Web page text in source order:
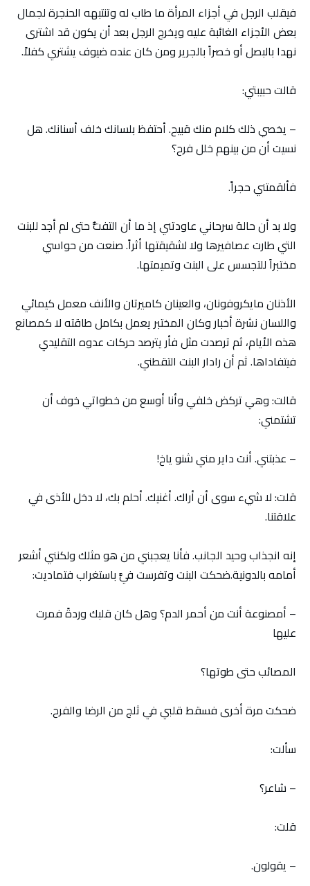
فيقلب الرجل في أجزاء المرأة ما طاب له وتنتبهه الحنجرة لجمال
بعض الأجزاء الغائبة عليه ويخرج الرجل بعد أن يكون قد اشترى
نهدا بالبصل أو خصراً بالجرير ومن كان عنده ضيوف يشتري كفلاً.
قالت حبيبتي:
– يخصي ذلك كلام منك قبيح. أحتفظ بلسانك خلف أسنانك. هل
نسيت أن من بينهم خلل فرح؟
فألقمتني حجراً.
ولا بد أن حالة سرحاني عاودتني إذ ما أن التفتُّ حتى لم أجد للبنت
التي طارت عصافيرها ولا لشقيقتها أثراً. صنعت من حواسي
مختبراً للتجسس على البنت وتميمتها.
الأذنان مايكروفونان، والعينان كاميرتان والأنف معمل كيمائي
واللسان نشرة أخبار وكان المختبر يعمل بكامل طاقته لا كمصانع
هذه الأيام، ثم ترصدت مثل فأر يترصد حركات عدوه التقليدي
فيتفاداها. ثم أن رادار البنت التقطني.
قالت: وهي تركض خلفي وأنا أوسع من خطواتي خوف أن
تشتمني:
– عذبتني. أنت داير مني شنو ياخ!
قلت: لا شيء سوى أن أراك. أغنيك. أحلم بك، لا دخل للأذى في
علاقتنا.
إنه انجذاب وحيد الجانب. فأنا يعجبني من هو مثلك ولكنني أشعر
أمامه بالدونية.ضحكت البنت وتفرست فيَّ باستغراب فتماديت:
– أمصنوعة أنت من أحمر الدم؟ وهل كان قلبك وردةً فمرت
عليها
المصائب حتى طوتها؟
ضحكت مرة أخرى فسقط قلبي في ثلج من الرضا والفرح.
سألت:
– شاعر؟
قلت:
– يقولون.